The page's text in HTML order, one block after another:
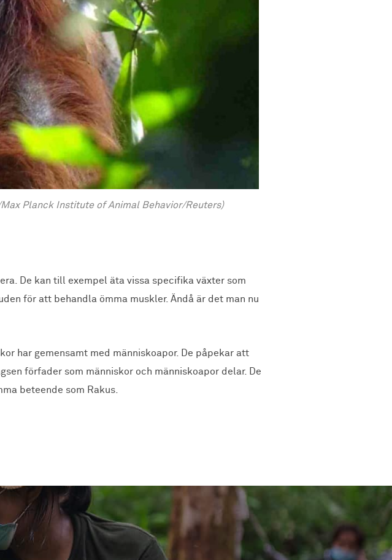
Planck Institute of Animal Behavior/Reuters)
De kan till exempel äta vissa specifika växter som
för att behandla ömma muskler. Ändå är det man nu
har gemensamt med människoapor. De påpekar att
förfader som människor och människoapor delar. De
beteende som Rakus.